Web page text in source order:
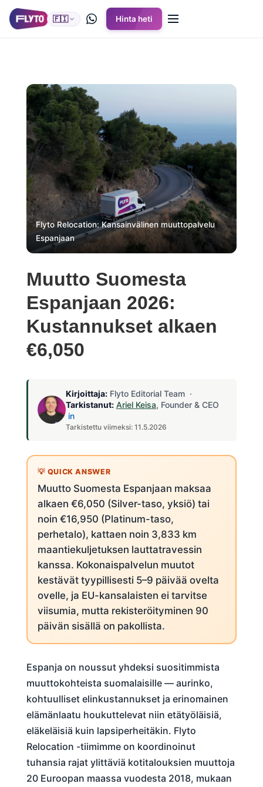
🇫🇮 Hinta heti
Flyto Relocation: Kansainvälinen muuttopalvelu
Espanjaan
Muutto Suomesta
Espanjaan 2026:
Kustannukset alkaen
€6,050
Kirjoittaja:Flyto Editorial Team ·
Tarkistanut: Ariel Keisa, Founder & CEO
in
Tarkistettu viimeksi: 11.5.2026
Muutto Suomesta Espanjaan maksaa
alkaen €6,050 (Silver-taso, yksiö) tai
noin €16,950 (Platinum-taso,
perhetalo), kattaen noin 3,833 km
maantiekuljetuksen lauttatravessin
kanssa. Kokonaispalvelun muutot
kestävät tyypillisesti 5–9 päivää ovelta
ovelle, ja EU-kansalaisten ei tarvitse
viisumia, mutta rekisteröityminen 90
päivän sisällä on pakollista.
Espanja on noussut yhdeksi suositimmista
muuttokohteista suomalaisille — aurinko,
kohtuulliset elinkustannukset ja erinomainen
elämänlaatu houkuttelevat niin etätyöläisiä,
eläkeläisiä kuin lapsiperheitäkin. Flyto
Relocation -tiimimme on koordinoinut
tuhansia rajat ylittäviä kotitalouksien muuttoja
20 Euroopan maassa vuodesta 2018, mukaan